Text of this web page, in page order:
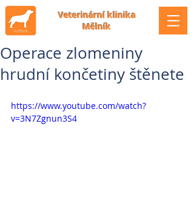
Veterinární klinika
Mělník
Operace zlomeniny
hrudní končetiny štěnete
https://www.youtube.com/watch?
v=3N7Zgnun3S4